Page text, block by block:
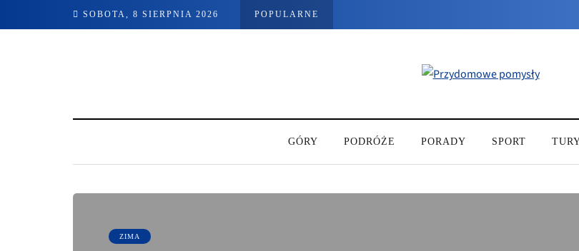
SOBOTA, 8 SIERPNIA 2026 POPULARNE
GÓRY PODRÓŻE PORADY SPORT
ZIMA